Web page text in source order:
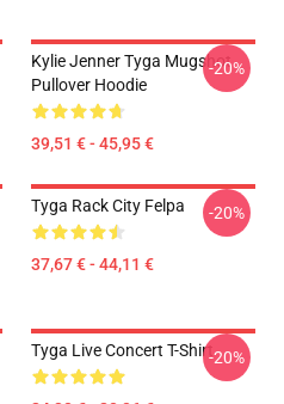
Kylie Jenner Tyga Mugshot
Pullover Hoodie
39,51 € - 45,95 €
-20%
Tyga Rack City Felpa
37,67 € - 44,11 €
-20%
Tyga Live Concert T-Shirt-20%